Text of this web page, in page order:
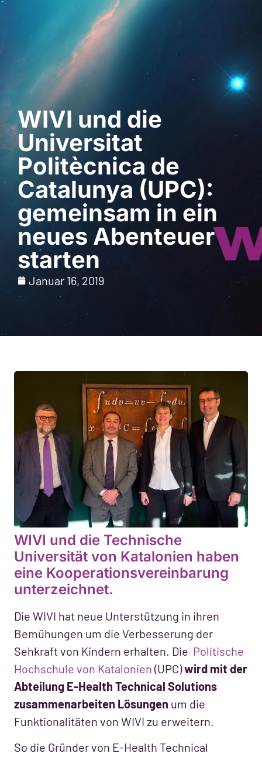
WIVI und die
Universitat
Politècnica de
Catalunya (UPC):
gemeinsam in ein
neues Abenteuer
starten
Januar 16, 2019
WIVI und die Technische
Universität von Katalonien haben
eine Kooperationsvereinbarung
unterzeichnet.
Die WIVI hat neue Unterstützung in ihren
Bemühungen um die Verbesserung der
Sehkraft von Kindern erhalten. Die Politische
Hochschule von Katalonien (UPC)wird mit der
Abteilung E-Health Technical Solutions
zusammenarbeiten Lösungen um die
Funktionalitäten von WIVI zu erweitern.
So die Gründer von E-Health Technical